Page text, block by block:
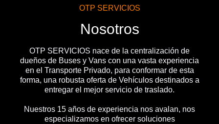
OTP SERVICIOS
Nosotros
OTP SERVICIOS nace de la centralización de
dueños de Buses y Vans con una vasta experiencia
en el Transporte Privado, para conformar de esta
forma, una robusta oferta de Vehículos destinados a
entregar el mejor servicio de traslado.
Nuestros 15 años de experiencia nos avalan, nos
especializamos en ofrecer soluciones